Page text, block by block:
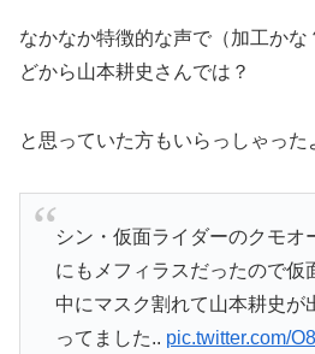
なかなか特徴的な声で（加工か
どから山本耕史さんでは？
と思っていた方もいらっしゃった
シン・仮面ライダーのクモオ
にもメフィラスだったので仮
中にマスク割れて山本耕史が
ってました.. pic.twitter.com/